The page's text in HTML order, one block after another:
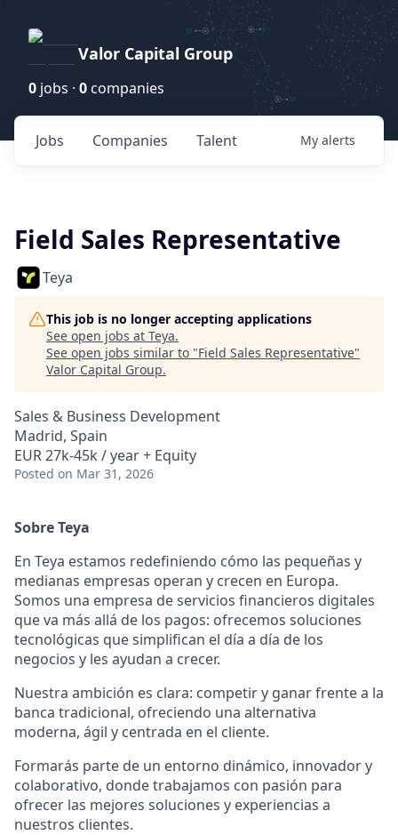
Valor Capital Group
0 jobs · 0 companies
Jobs Companies Talent My alerts
Field Sales Representative
Teya
This job is no longer accepting applications
See open jobs at Teya.
See open jobs similar to "Field Sales Representative"
Valor Capital Group.
Sales & Business Development
Madrid, Spain
EUR 27k-45k / year + Equity
Posted on Mar 31, 2026
Sobre Teya
En Teya estamos redefiniendo cómo las pequeñas y
medianas empresas operan y crecen en Europa.
Somos una empresa de servicios financieros digitales
que va más allá de los pagos: ofrecemos soluciones
tecnológicas que simplifican el día a día de los
negocios y les ayudan a crecer.
Nuestra ambición es clara: competir y ganar frente a la
banca tradicional, ofreciendo una alternativa
moderna, ágil y centrada en el cliente.
Formarás parte de un entorno dinámico, innovador y
colaborativo, donde trabajamos con pasión para
ofrecer las mejores soluciones y experiencias a
nuestros clientes.